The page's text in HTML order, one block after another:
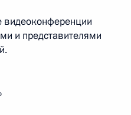
видеоконференции
и представителями